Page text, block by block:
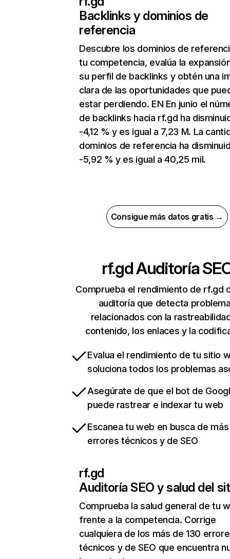
Backlinks y dominios de
referencia
Descubre los dominios de
tu competencia, evalúa la
su perfil de backlinks y obtén una
clara de las oportunidades que
estar perdiendo. EN En junio el
de backlinks hacia rf.gd ha
-4,12 % y es igual a 7,23 M. La
dominios de referencia ha
-5,92 % y es igual a 40,25 mil.
Consigue más datos gratis →
rf.gdAuditoría
Comprueba el rendimiento de rf.gd
auditoría que detecta
relacionados con la
contenido, los enlaces y la
Evalua el rendimiento de tu sitio
soluciona todos los problemas
Asegúrate de que el bot de
puede rastrear e indexar tu web
Escanea tu web en busca de
errores técnicos y de SEO
rf.gd
Auditoría SEO y salud del
Comprueba la salud general de tu
frente a la competencia. Corrige
cualquiera de los más de 130
técnicos y de SEO que encuentra